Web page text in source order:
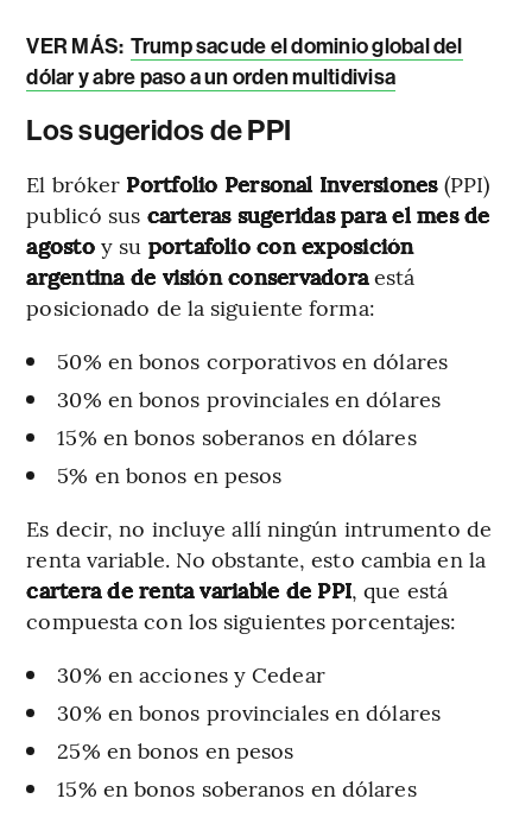
VER MÁS: Trump sacude el dominio global del
dólar y abre paso a un orden multidivisa
Los sugeridos de PPI
El bróker Portfolio Personal Inversiones (PPI)
publicó sus carteras sugeridas para el mes de
agostoy su portafolio con exposición
argentina de visión conservadoraestá
posicionado de la siguiente forma:
50% en bonos corporativos en dólares
30% en bonos provinciales en dólares
15% en bonos soberanos en dólares
5% en bonos en pesos
Es decir, no incluye allí ningún intrumento de
renta variable. No obstante, esto cambia en la
cartera de renta variable de PPI, que está
compuesta con los siguientes porcentajes:
30% en acciones y Cedear
30% en bonos provinciales en dólares
25% en bonos en pesos
15% en bonos soberanos en dólares